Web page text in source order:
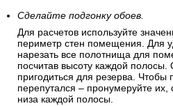
Сделайте подгонку обоев.
Для расчетов используйте
периметр стен помещения. Для
нарезать все полотнища для
посчитав высоту каждой полосы.
пригодиться для резерва. Чтобы
перепутался – пронумеруйте их,
низа каждой полосы.